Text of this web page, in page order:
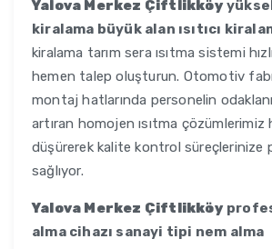
Yalova Merkez Çiftlikköy
kiralama büyük alan ısıtıcı
kiralama tarım sera ısıtma sistemi
hemen talep oluşturun. Otomotiv
montaj hatlarında personelin
artıran homojen ısıtma çözümlerimiz
düşürerek kalite kontrol süreçlerinize
sağlıyor.
Yalova Merkez Çiftlikköy
alma cihazı sanayi tipi nem alma